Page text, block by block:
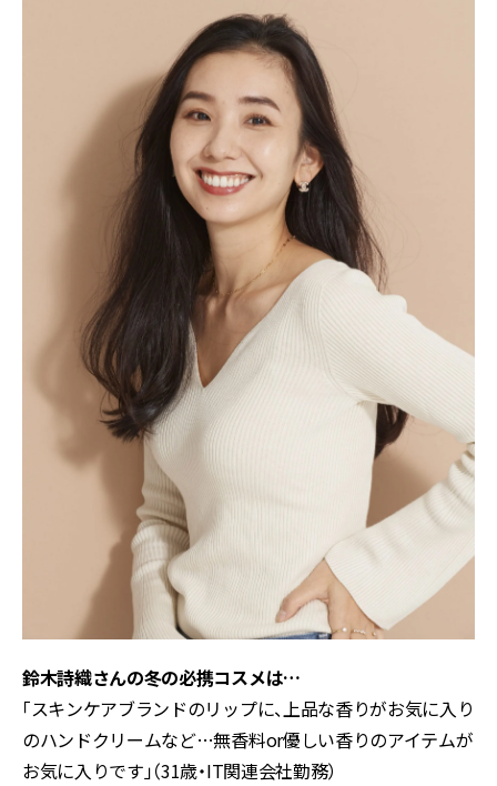
鈴木詩織さんの冬の必携コスメは…
「スキンケアブランドのリップに、上品な香りがお気に入り
のハンドクリームなど…無香料or優しい香りのアイテムが
お気に入りです」（31歳・IT関連会社勤務）